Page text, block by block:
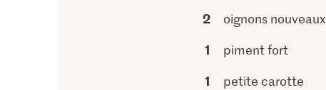
2 oignons nouveaux
1 piment fort
1 petite carotte